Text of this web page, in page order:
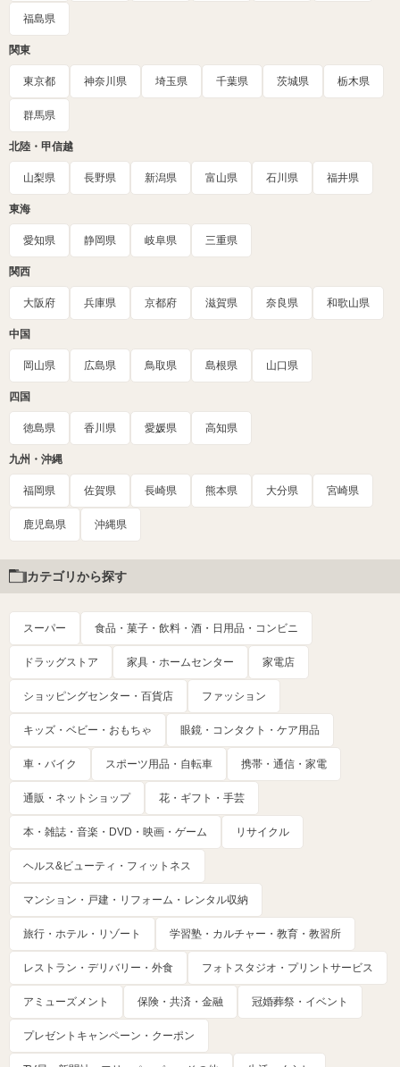
福島県
関東
東京都 神奈川県 埼玉県 千葉県 茨城県 栃木県
群馬県
北陸・甲信越
山梨県 長野県 新潟県 富山県 石川県 福井県
東海
愛知県 静岡県 岐阜県 三重県
関西
大阪府 兵庫県 京都府 滋賀県 奈良県 和歌山県
中国
岡山県 広島県 鳥取県 島根県 山口県
四国
徳島県 香川県 愛媛県 高知県
九州・沖縄
福岡県 佐賀県 長崎県 熊本県 大分県 宮崎県
鹿児島県 沖縄県
カテゴリから探す
スーパー 食品・菓子・飲料・酒・日用品・コンビニ
ドラッグストア 家具・ホームセンター 家電店
ショッピングセンター・百貨店 ファッション
キッズ・ベビー・おもちゃ 眼鏡・コンタクト・ケア用品
車・バイク スポーツ用品・自転車 携帯・通信・家電
通販・ネットショップ 花・ギフト・手芸
本・雑誌・音楽・DVD・映画・ゲーム リサイクル
ヘルス&ビューティ・フィットネス
マンション・戸建・リフォーム・レンタル収納
旅行・ホテル・リゾート 学習塾・カルチャー・教育・教習所
レストラン・デリバリー・外食 フォトスタジオ・プリントサービス
アミューズメント 保険・共済・金融 冠婚葬祭・イベント
プレゼントキャンペーン・クーポン